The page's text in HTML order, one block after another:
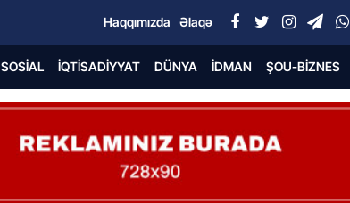
Haqqımızda Əlaqə
SOSIAL İQTISADIYYAT DÜNYA İDMAN ŞOU-BIZNES